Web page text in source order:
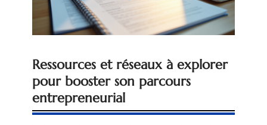
Ressources et réseaux à explorer
pour booster son parcours
entrepreneurial